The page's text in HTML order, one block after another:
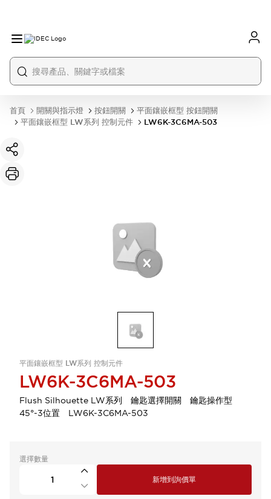
首頁 開關與指示燈 按鈕開關
平面鑲嵌框型 按鈕開關
平面鑲嵌框型 LW系列 控制元件
LW6K-3C6MA-503
平面鑲嵌框型 LW系列 控制元件
LW6K-3C6MA-503
Flush Silhouette LW系列 鑰匙選擇開關 鑰匙操作型
45°-3位置 LW6K-3C6MA-503
選擇數量
新增到詢價單